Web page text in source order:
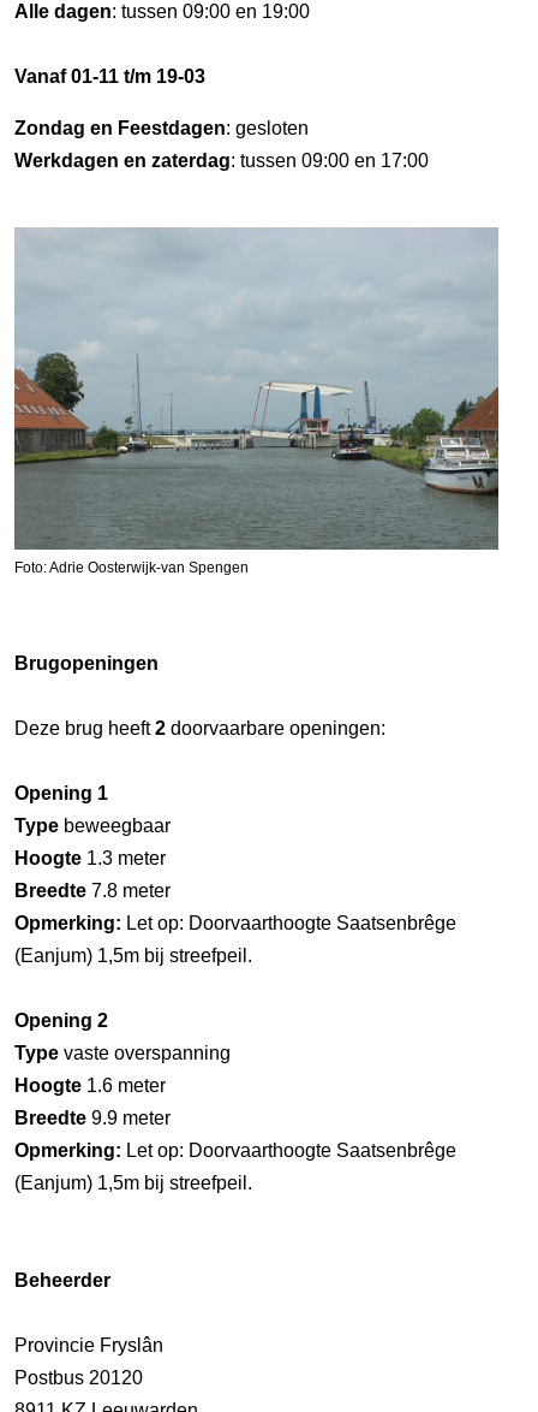
Alle dagen: tussen 09:00 en 19:00
Vanaf 01-11 t/m 19-03
Zondag en Feestdagen: gesloten
Werkdagen en zaterdag: tussen 09:00 en 17:00
Foto: Adrie Oosterwijk-van Spengen
Brugopeningen
Deze brug heeft2 doorvaarbare openingen:
Opening 1
Type beweegbaar
Hoogte 1.3 meter
Breedte 7.8 meter
Opmerking: Let op: Doorvaarthoogte Saatsenbrêge
(Eanjum) 1,5m bij streefpeil.
Opening 2
Type vaste overspanning
Hoogte 1.6 meter
Breedte 9.9 meter
Opmerking: Let op: Doorvaarthoogte Saatsenbrêge
(Eanjum) 1,5m bij streefpeil.
Beheerder
Provincie Fryslân
Postbus 20120